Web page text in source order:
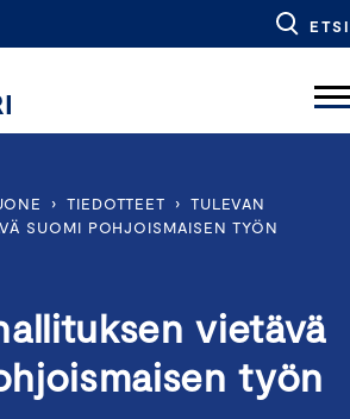
ETSI
› TIEDOTTEET › TULEVAN
SUOMI POHJOISMAISEN TYÖN
vietävä
työn